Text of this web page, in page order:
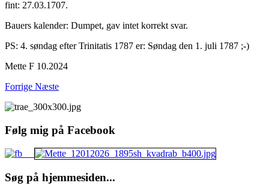
fint: 27.03.1707.
Bauers kalender: Dumpet, gav intet korrekt svar.
PS: 4. søndag efter Trinitatis 1787 er: Søndag den 1. juli 1787 ;-)
Mette F 10.2024
Forrige Næste
Følg mig på Facebook
Søg på hjemmesiden...